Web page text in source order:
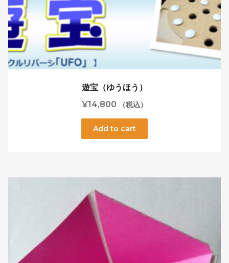
遊宝（ゆうほう）
¥14,800 （税込）
Add to cart